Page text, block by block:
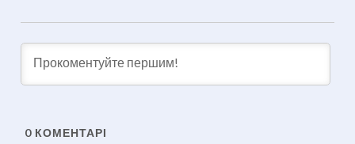
0 КОМЕНТАРІ